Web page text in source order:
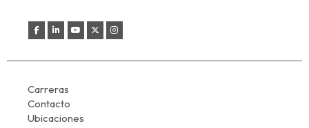
Carreras
Contacto
Ubicaciones